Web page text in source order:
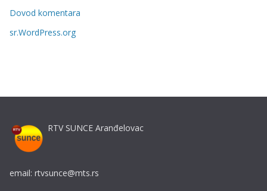
i
e
Dovod komentara
sr.WordPress.org
RTV SUNCE Aranđelovac
email: rtvsunce@mts.rs